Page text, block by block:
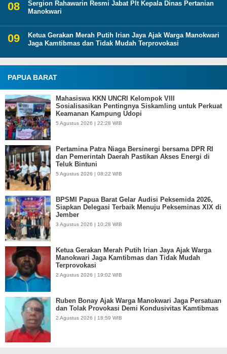
Sergion Rahawarin Resmi Jabat Plt Kepala Dinas Pertanian
Manokwari
Ketua Gerakan Merah Putih Irian Jaya Ajak Warga Manokwari
Jaga Kamtibmas dan Tidak Mudah Terprovokasi
PAPUA BARAT
Mahasiswa KKN UNCRI Kelompok VIII
Sosialisasikan Pentingnya Siskamling untuk Perkuat
Keamanan Kampung Udopi
5 Agustus 2026 | 22:28 WIB
Pertamina Patra Niaga Bersinergi bersama DPR RI
dan Pemerintah Daerah Pastikan Akses Energi di
Teluk Bintuni
5 Agustus 2026 | 08:22 WIB
BPSMI Papua Barat Gelar Audisi Peksemida 2026,
Siapkan Delegasi Terbaik Menuju Pekseminas XIX di
Jember
3 Agustus 2026 | 10:28 WIB
Ketua Gerakan Merah Putih Irian Jaya Ajak Warga
Manokwari Jaga Kamtibmas dan Tidak Mudah
Terprovokasi
2 Agustus 2026 | 19:02 WIB
Ruben Bonay Ajak Warga Manokwari Jaga Persatuan
dan Tolak Provokasi Demi Kondusivitas Kamtibmas
2 Agustus 2026 | 18:59 WIB